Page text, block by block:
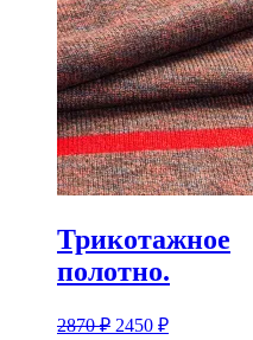
Трикотажное
полотно.
2870₽ 2450 ₽